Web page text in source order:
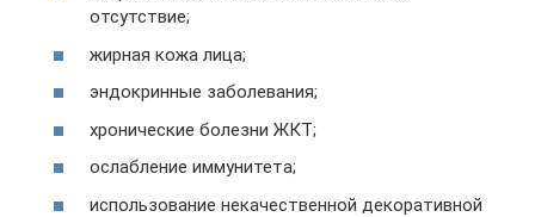
отсутствие;
жирная кожа лица;
эндокринные заболевания;
хронические болезни ЖКТ;
ослабление иммунитета;
использование некачественной декоративной